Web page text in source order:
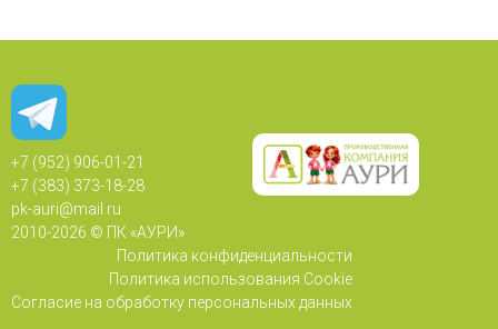
+7 (952) 906-01-21
+7 (383) 373-18-28
pk-auri@mail.ru
2010-2026 © ПК «АУРИ»
Политика конфиденциальности
Политика использования Cookie
Согласие на обработку персональных данных